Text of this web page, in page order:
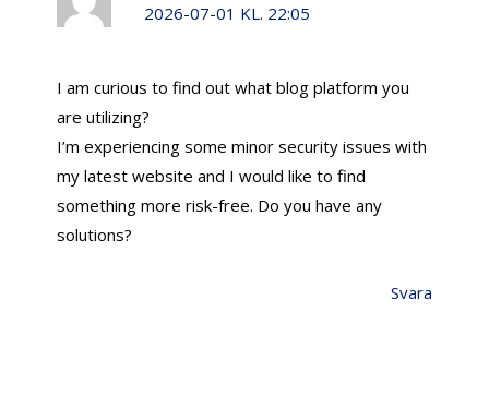
2026-07-01 KL. 22:05
I am curious to find out what blog platform you
are utilizing?
I’m experiencing some minor security issues with
my latest website and I would like to find
something more risk-free. Do you have any
solutions?
Svara